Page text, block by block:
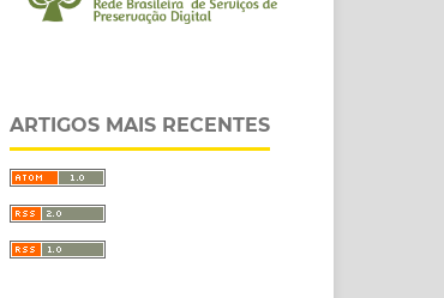
ARTIGOS MAIS RECENTES